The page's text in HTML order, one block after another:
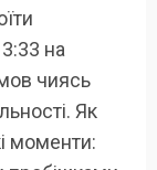
на
чиясь
Як
моменти: